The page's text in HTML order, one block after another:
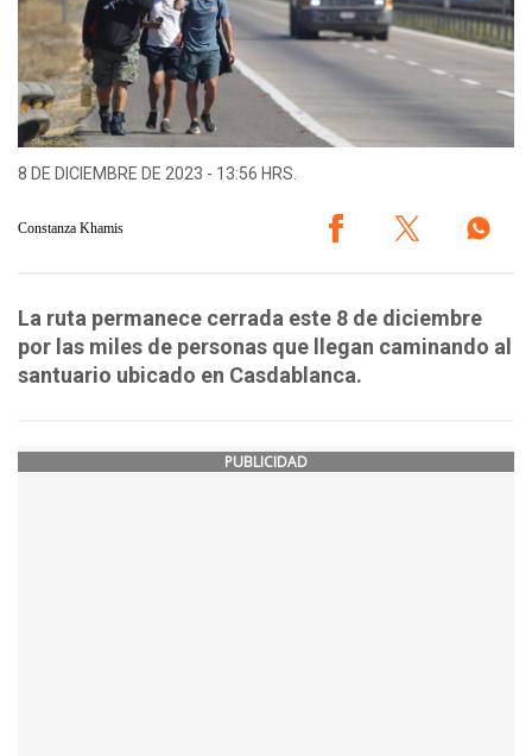
8 DE DICIEMBRE DE 2023 - 13:56 HRS.
Constanza Khamis
La ruta permanece cerrada este 8 de diciembre
por las miles de personas que llegan caminando al
santuario ubicado en Casdablanca.
PUBLICIDAD